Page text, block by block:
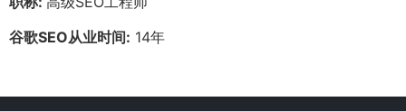
谷歌SEO从业时间: 14年